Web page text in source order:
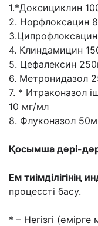
1.*Доксициклин
2. Норфлоксацин
4. Клиндамицин
5. Цефалексин
6. Метронидазол
7. * Итраконазол
10 мг/мл
8. Флуконазол
Қосымша дəрі-
Ем тиімділігінің
процессті басу.
* – Негізгі (өмірге